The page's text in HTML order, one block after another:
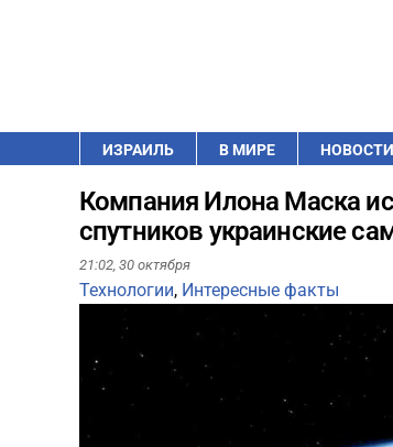
ИЗРАИЛЬ В МИРЕ
Компания Илона Маска
спутников украинские
21:02, 30 октября
Технологии, Интересные факты